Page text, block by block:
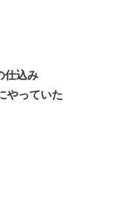
仕込み
やっていた